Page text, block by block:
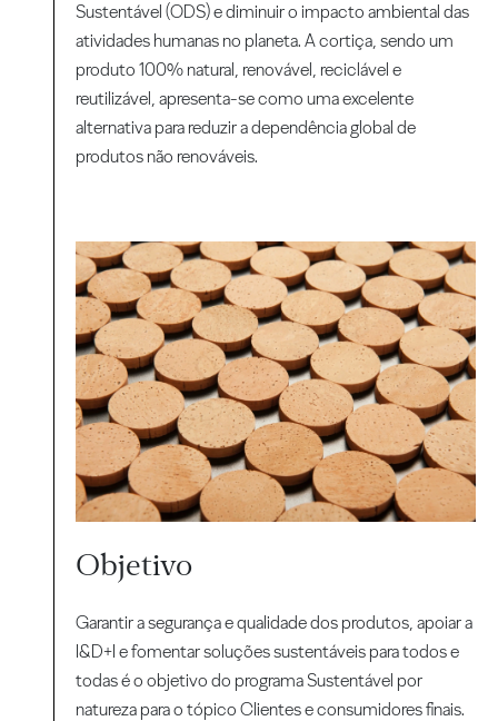
Sustentável (ODS) e diminuir o impacto ambiental das
atividades humanas no planeta. A cortiça, sendo um
produto 100% natural, renovável, reciclável e
reutilizável, apresenta-se como uma excelente
alternativa para reduzir a dependência global de
produtos não renováveis.
Objetivo
Garantir a segurança e qualidade dos produtos, apoiar a
I&D+I e fomentar soluções sustentáveis para todos e
todas é o objetivo do programa Sustentável por
natureza para o tópico Clientes e consumidores finais.